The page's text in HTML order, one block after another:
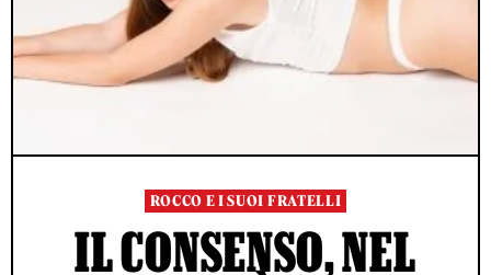
ROCCO E I SUOI FRATELLI
IL CONSENSO, NEL